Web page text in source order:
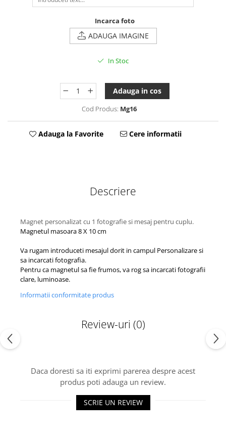
Tablou Personalizat
Incarca foto
ADAUGA IMAGINE
In Stoc
Adauga in cos
Cod Produs: Mg16
Adauga la Favorite Cere informatii
Descriere
Magnet personalizat cu 1 fotografie si mesaj pentru cuplu.
Magnetul masoara 8 X 10 cm
Va rugam introduceti mesajul dorit in campul Personalizare si
sa incarcati fotografia.
Pentru ca magnetul sa fie frumos, va rog sa incarcati fotografii
clare, luminoase.
Informatii conformitate produs
Review-uri (0)
Daca doresti sa iti exprimi parerea despre acest
produs poti adauga un review.
SCRIE UN REVIEW